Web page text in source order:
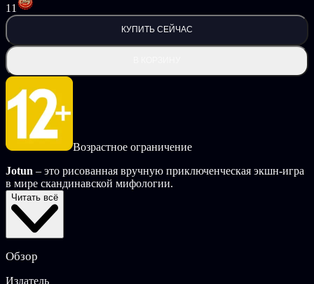
11
КУПИТЬ СЕЙЧАС
Возрастное ограничение
Jotun – это рисованная вручную приключенческая экшн-игра
в мире скандинавской мифологии.
В игре
Jotun
умерла бесславной смертью и должна доказать богам, что
достойна Вальхаллы.
Исследуйте обширные области скандинавского чистилища,
скандинавских элементалей. Сразитесь с ними при помощи
Читать всё
Обзор
Издатель